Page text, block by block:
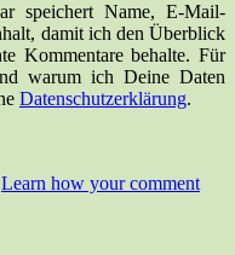
speichert Name, E-Mail-
damit ich den Überblick
Kommentare behalte. Für
warum ich Deine Daten
Datenschutzerklärung.
Learn how your comment